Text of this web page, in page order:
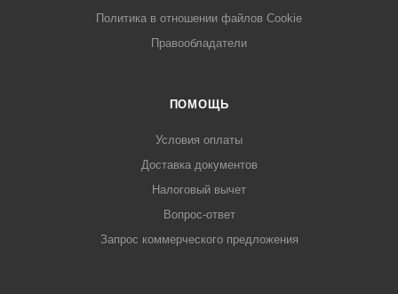
Политика в отношении файлов Cookie
Правообладатели
ПОМОЩЬ
Условия оплаты
Доставка документов
Налоговый вычет
Вопрос-ответ
Запрос коммерческого предложения